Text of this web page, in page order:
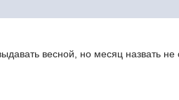
весной, но месяц назвать не